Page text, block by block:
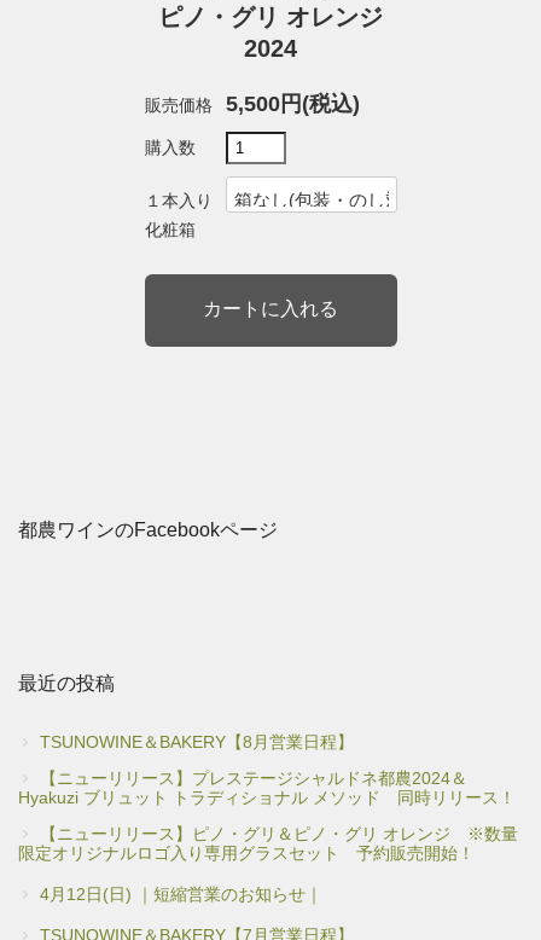
ピノ・グリ オレンジ
2024
販売価格 5,500円(税込)
購入数
１本入り
化粧箱
都農ワインのFacebookページ
最近の投稿
TSUNOWINE＆BAKERY【8月営業日程】
【ニューリリース】プレステージシャルドネ都農2024＆
Hyakuzi ブリュット トラディショナル メソッド 同時リリース！
【ニューリリース】ピノ・グリ＆ピノ・グリ オレンジ ※数量
限定オリジナルロゴ入り専用グラスセット 予約販売開始！
4月12日(日) ｜短縮営業のお知らせ｜
TSUNOWINE＆BAKERY【7月営業日程】